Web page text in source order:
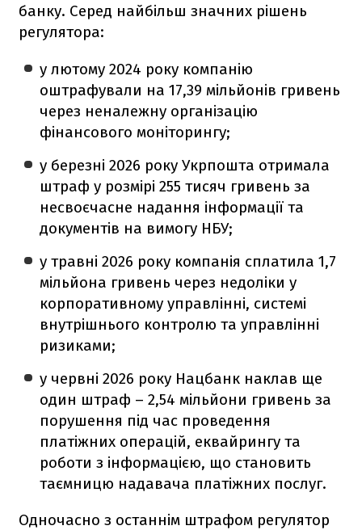
банку. Серед найбільш значних рішень
регулятора:
у лютому 2024 року компанію
оштрафували на 17,39 мільйонів гривень
через неналежну організацію
фінансового моніторингу;
у березні 2026 року Укрпошта отримала
штраф у розмірі 255 тисяч гривень за
несвоєчасне надання інформації та
документів на вимогу НБУ;
у травні 2026 року компанія сплатила 1,7
мільйона гривень через недоліки у
корпоративному управлінні, системі
внутрішнього контролю та управлінні
ризиками;
у червні 2026 року Нацбанк наклав ще
один штраф – 2,54 мільйони гривень за
порушення під час проведення
платіжних операцій, еквайрингу та
роботи з інформацією, що становить
таємницю надавача платіжних послуг.
Одночасно з останнім штрафом регулятор